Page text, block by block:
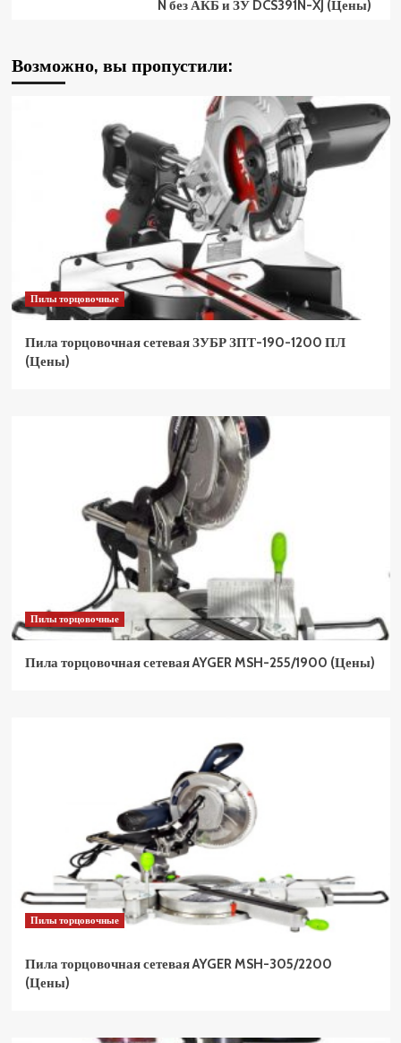
N без АКБ и ЗУ DCS391N-XJ (Цены)
Возможно, вы пропустили:
Пилы торцовочные
Пила торцовочная сетевая ЗУБР ЗПТ-190-1200 ПЛ
(Цены)
Пилы торцовочные
Пила торцовочная сетевая AYGER MSH-255/1900 (Цены)
Пилы торцовочные
Пила торцовочная сетевая AYGER MSH-305/2200
(Цены)